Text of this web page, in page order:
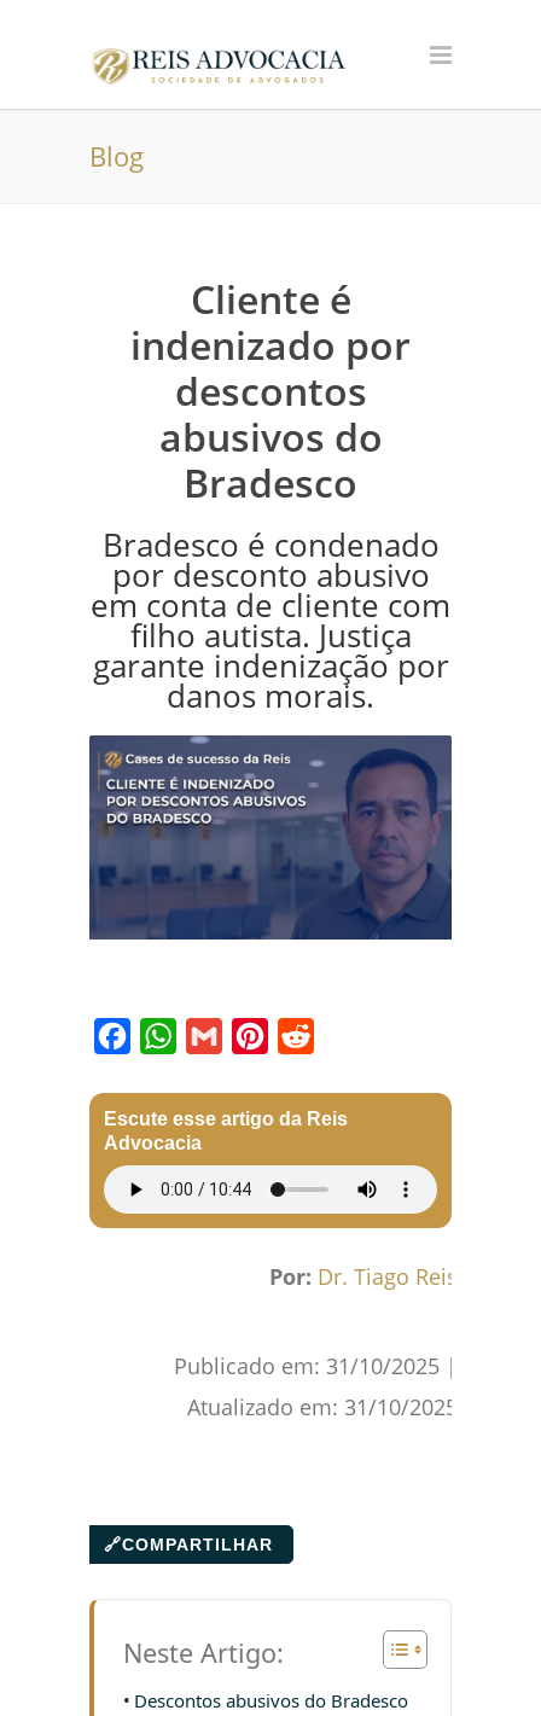
Blog
Cliente é
indenizado por
descontos
abusivos do
Bradesco
Bradesco é condenado
por desconto abusivo
em conta de cliente com
filho autista. Justiça
garante indenização por
danos morais.
Escute esse artigo da Reis
Advocacia
Por: Dr. Tiago Reis
Publicado em: 31/10/2025 |
Atualizado em: 31/10/2025
🔗COMPARTILHAR
Neste Artigo:
Descontos abusivos do Bradesco